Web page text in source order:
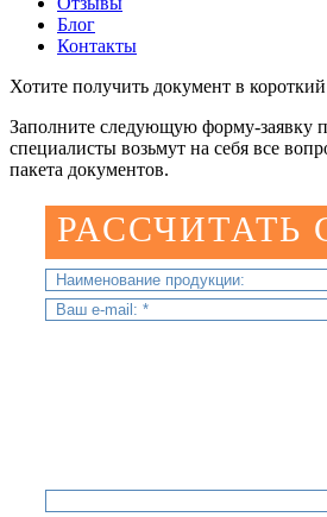
Блог
Контакты
Хотите получить документ в
Заполните следующую форму-заявку
специалисты возьмут на себя все
пакета документов.
РАССЧИТАТЬ